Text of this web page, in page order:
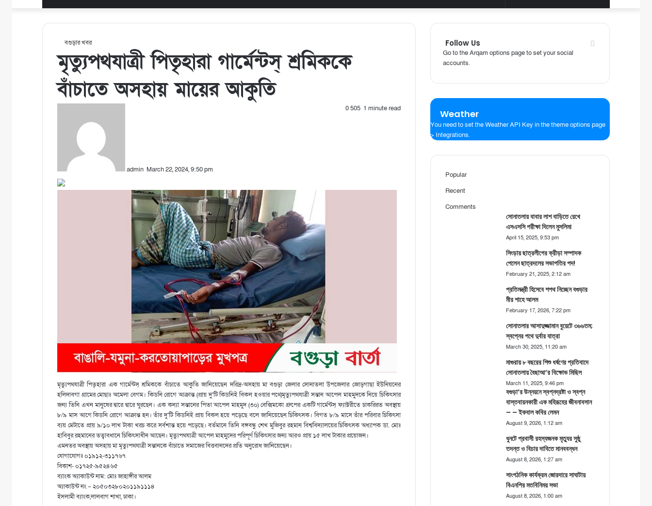
for
skin
বগুড়ার খবর
মৃত্যুপথযাত্রী পিতৃহারা গার্মেন্টস্ শ্রমিককে
বাঁচাতে অসহায় মায়ের আকুতি
admin e
a
i
March 22, 2024, 9:50 pm
0505 1 minute read
মৃত্যুপথযাত্রী পিতৃহারা এক গার্মেন্টস্ শ্রমিককে বাঁচাতে আকুতি জানিয়েছেন দরিদ্র-অসহায় মা বগুড়া জেলার সোনাতলা উপজেলার জোড়গাছা ইউনিয়নের
হলিদাবগা গ্রামের মোছাঃ অমেলা বেগম। কিডনি রোগে আক্রান্ত (প্রায় দু’টি কিডনিই বিকল হওয়ার পথে)মৃত্যুপথযাত্রী সন্তান আপেল মাহমুদকে নিয়ে চিকিৎসার
জন্য তিনি এখন মানুষের দ্বারে দ্বারে ঘুরছেন। এক কন্যা সন্তানের পিতা আপেল মাহমুদ (৩০) বেক্সিমকো গ্রুপের একটি গার্মেন্টস্ ফ্যাক্টরীতে চাকরিরত অবস্থায়
৮/৯ মাস আগে কিডনি রোগে আক্রান্ত হন। তাঁর দু’টি কিডনিই প্রায় বিকল হয়ে পড়েছে বলে জানিয়েছেন চিকিৎসক। বিগত ৮/৯ মাসে তাঁর পরিবার চিকিৎসা
ব্যয় মেটাতে প্রায় ৯/১০ লাখ টাকা খরচ করে সর্বশান্ত হয়ে পড়েছে। বর্তমানে তিনি বঙ্গবন্ধু শেখ মুজিবুর রহমান বিশ্ববিদ্যালয়ের চিকিৎসক অধ্যাপক ডা. মোঃ
হাবিবুর রহমানের তত্বাবধানে চিকিৎসাধীন আছেন। মৃত্যুপথযাত্রী আপেল মাহমুদের পরিপূর্ণ চিকিৎসার জন্য আরও প্রায় ১৫ লাখ টাকার প্রয়োজন।
এমনতর অবস্থায় অসহায় মা মৃত্যুপথযাত্রী সন্তানকে বাঁচাতে সমাজের বিত্তবানদের প্রতি অনুরোধ জানিয়েছেন।
যোগাযোগঃ ০১৯১২-৩১১৭৬৭
বিকাশ- ০১৭২৫-৯৫২৪৬৫
ব্যাংক অ্যাকাউন্ট নাম: মোঃ জাহাঙ্গীর আলম
অ্যাকাউন্ট নং – ২০৫০৩২৮০২০১১৯১১১৪
ইসলামী ব্যাংক,লালবাগ শাখা, ঢাকা।
Follow Us
Go to the Arqam options page to set your social
accounts.
Weather
You need to set the Weather API Key in the theme options page
> Integrations.
Popular
Recent
Comments
সোনাতলায় বাবার লাশ বাড়িতে রেখে
এসএসসি পরীক্ষা দিলেন মুসলিমা
April 15, 2025, 9:53 pm
সিংড়ায় ছাত্রলীগের ক্রীড়া সম্পাদক
পেলেন ছাত্রদলের সভাপতির পদ!
February 21, 2025, 2:12 am
প্রতিমন্ত্রী হিসেবে শপথ নিচ্ছেন বগুড়ার
মীর শাহে আলম
February 17, 2026, 7:22 pm
সোনাতলার আসাদুজ্জামান বুয়েটে ৩৬৬তম;
স্বপ্নের পথে দুর্বার যাত্রা
March 30, 2025, 11:20 am
মাগুরায় ৮ বছরের শিশু ধর্ষণের প্রতিবাদে
সোনাতলায় বৈছাআ’র বিক্ষোভ মিছিল
March 11, 2025, 9:46 pm
বগুড়া’র উন্নয়নে স্বপ্নদ্রষ্টা ও স্বপ্ন
বাস্তবায়নকারী এক মহিরূহের জীবনাবসান
– – ইকবাল কবির লেমন
August 9, 2026, 1:12 am
ধুনটে প্রবাসী রহস্যজনক মৃত্যুর সুষ্ঠু
তদন্ত ও বিচার দাবিতে মানববন্ধন
August 8, 2026, 1:27 am
সাংগঠনিক কার্যক্রম জোরদারে সাঘাটায়
বিএনপির মতবিনিময় সভা
August 8, 2026, 1:00 am